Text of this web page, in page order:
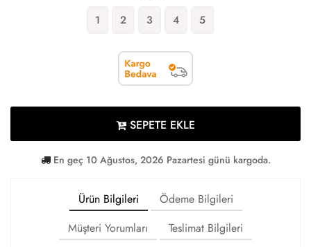
1 2 3 4 5
SEPETE EKLE
En geç 10 Ağustos, 2026 Pazartesi günü kargoda.
Ürün Bilgileri
Ödeme Bilgileri
Müşteri Yorumları
Teslimat Bilgileri